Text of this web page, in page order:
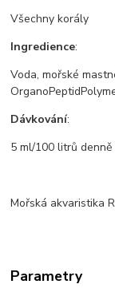
Všechny korály
Ingredience:
Voda, mořské
Dávkování:
5 ml/100 litrů
Mořská akvaristika
Parametry